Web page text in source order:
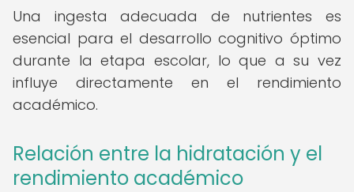
Una ingesta adecuada de nutrientes es
esencial para el desarrollo cognitivo óptimo
durante la etapa escolar, lo que a su vez
influye directamente en el rendimiento
académico.
Relación entre la hidratación y el
rendimiento académico